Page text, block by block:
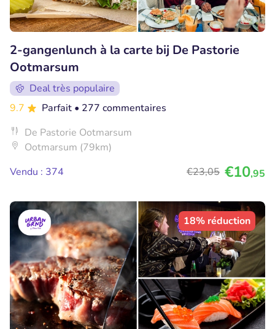
2-gangenlunch à la carte bij De Pastorie
Ootmarsum
Deal très populaire
9.7
Parfait • 277 commentaires
De Pastorie Ootmarsum
Ootmarsum (79km)
Vendu : 374
€23,05 €10,95
18% réduction